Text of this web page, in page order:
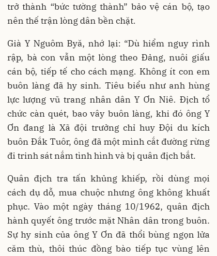
trở thành “bức tường thành” bảo vệ cán bộ, tạo
nên thế trận lòng dân bền chặt.
Già Y Nguôm Byă, nhớ lại: “Dù hiểm nguy rình
rập, bà con vẫn một lòng theo Đảng, nuôi giấu
cán bộ, tiếp tế cho cách mạng. Không ít con em
buôn làng đã hy sinh. Tiêu biểu như anh hùng
lực lượng vũ trang nhân dân Y Ơn Niê. Địch tổ
chức càn quét, bao vây buôn làng, khi đó ông Y
Ơn đang là Xã đội trưởng chỉ huy Đội du kích
buôn Đắk Tuôr, ông đã một mình cắt đường rừng
đi trinh sát nắm tình hình và bị quân địch bắt.
Quân địch tra tấn khủng khiếp, rồi dùng mọi
cách dụ dỗ, mua chuộc nhưng ông không khuất
phục. Vào một ngày tháng 10/1962, quân địch
hành quyết ông trước mặt Nhân dân trong buôn.
Sựhy sinh của ông Y Ơn đã thổi bùng ngọn lửa
căm thù, thôi thúc đồng bào tiếp tục vùng lên